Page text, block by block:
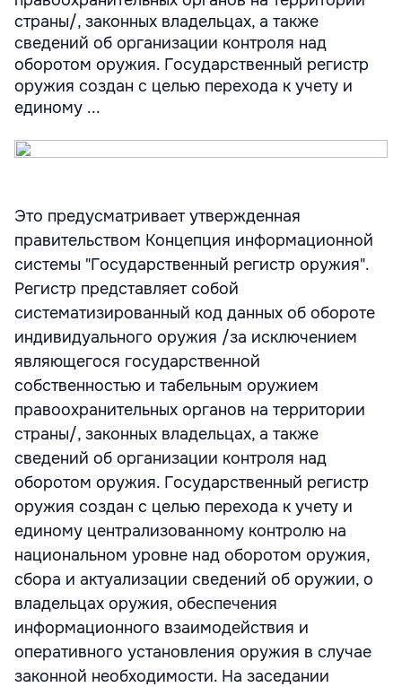
страны/, законных владельцах, а также
сведений об организации контроля над
оборотом оружия. Государственный регистр
оружия создан с целью перехода к учету и
единому ...
Это предусматривает утвержденная
правительством Концепция информационной
системы "Государственный регистр оружия".
Регистр представляет собой
систематизированный код данных об обороте
индивидуального оружия /за исключением
являющегося государственной
собственностью и табельным оружием
правоохранительных органов на территории
страны/, законных владельцах, а также
сведений об организации контроля над
оборотом оружия. Государственный регистр
оружия создан с целью перехода к учету и
единому централизованному контролю на
национальном уровне над оборотом оружия,
сбора и актуализации сведений об оружии, о
владельцах оружия, обеспечения
информационного взаимодействия и
оперативного установления оружия в случае
законной необходимости. На заседании